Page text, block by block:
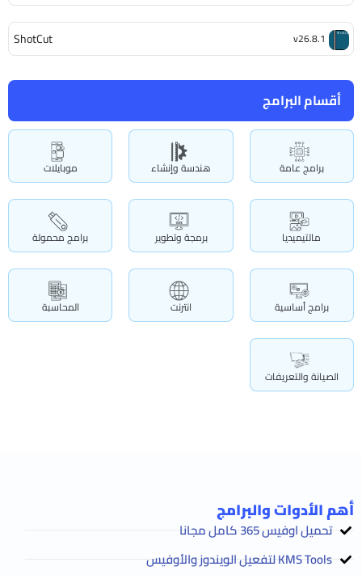
أقسام البرامج
برامج عامة هندسة وإنشاء موبايلات
مالتيميديا برمجة وتطوير برامج محمولة
برامج أساسية انترنت المحاسبة
الصيانة والتعريفات
ShotCut v26.8.1
أهم الأدوات والبرامج
تحميل اوفيس 365 كامل مجانا
KMS Tools لتفعيل الويندوز والأوفيس